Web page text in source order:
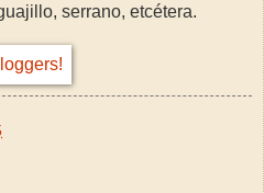
serrano, etcétera.